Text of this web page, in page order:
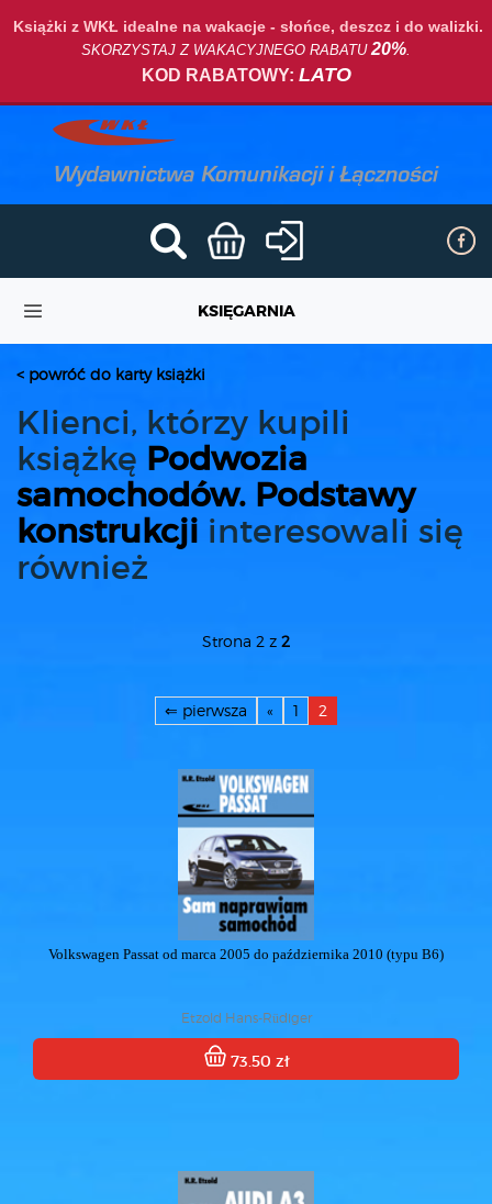
Książki z WKŁ idealne na wakacje - słońce, deszcz i do walizki.
SKORZYSTAJ Z WAKACYJNEGO RABATU20%.
KOD RABATOWY: LATO
KSIĘGARNIA
< powróć do karty książki
Klienci, którzy kupili
książkę Podwozia
samochodów. Podstawy
konstrukcji interesowali się
również
Strona 2 z 2
⇐ pierwsza « 1 2
Volkswagen Passat od marca 2005 do października 2010 (typu B6)
Etzold Hans-Rüdiger
73.50 zł